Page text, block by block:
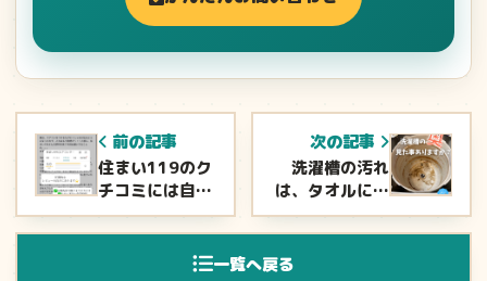
前の記事
住まい119のク
チコミには自信
があります
&#x2728;
一覧へ戻る
次の記事
洗濯槽の汚れ
は、タオルに出
やすい？